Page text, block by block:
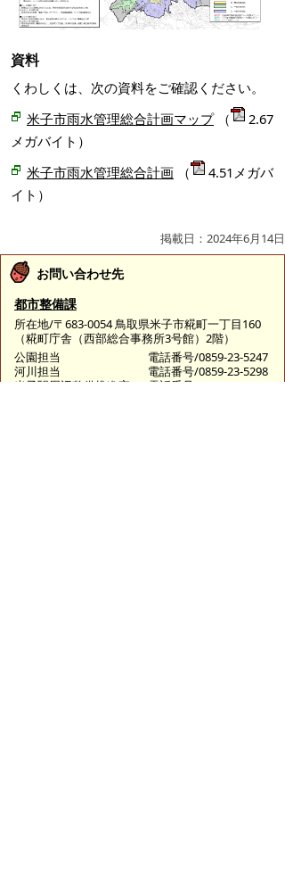
資料
くわしくは、次の資料をご確認ください。
米子市雨水管理総合計画マップ（
2.67
メガバイト）
米子市雨水管理総合計画 （
4.51メガバ
イト）
掲載日：2024年6月14日
お問い合わせ先
都市整備課
所在地/〒683-0054 鳥取県米子市糀町一丁目160
（糀町庁舎（西部総合事務所3号館）2階）
公園担当
電話番号/0859-23-5247
河川担当
電話番号/0859-23-5298
米子駅周辺整備推進室
電話番号/0859-23-5200